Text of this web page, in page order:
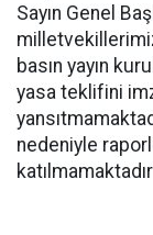
Sayın Genel
basın yayın
yasa teklifini
nedeniyle